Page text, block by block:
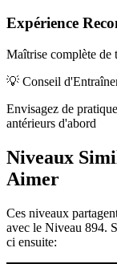
Expérience
Maîtrise complète de
💡 Conseil
Envisagez de
antérieurs d'abord
Niveaux
Aimer
Ces niveaux
avec le Niveau 894.
ci ensuite: